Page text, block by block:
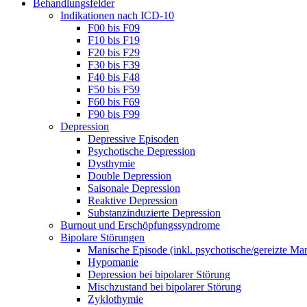
Behandlungsfelder
Indikationen nach ICD-10
F00 bis F09
F10 bis F19
F20 bis F29
F30 bis F39
F40 bis F48
F50 bis F59
F60 bis F69
F90 bis F99
Depression
Depressive Episoden
Psychotische Depression
Dysthymie
Double Depression
Saisonale Depression
Reaktive Depression
Substanzinduzierte Depression
Burnout und Erschöpfungssyndrome
Bipolare Störungen
Manische Episode (inkl. psychotische/gereizte
Hypomanie
Depression bei bipolarer Störung
Mischzustand bei bipolarer Störung
Zyklothymie